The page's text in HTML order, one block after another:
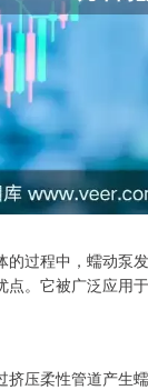
的过程中，蠕动泵
。它被广泛应用
挤压柔性管道产生